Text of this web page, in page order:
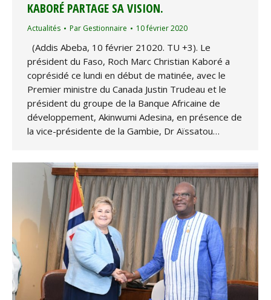
KABORÉ PARTAGE SA VISION.
Actualités Par Gestionnaire 10 février 2020
(Addis Abeba, 10 février 21020. TU +3). Le
président du Faso, Roch Marc Christian Kaboré a
coprésidé ce lundi en début de matinée, avec le
Premier ministre du Canada Justin Trudeau et le
président du groupe de la Banque Africaine de
développement, Akinwumi Adesina, en présence de
la vice-présidente de la Gambie, Dr Aïssatou…